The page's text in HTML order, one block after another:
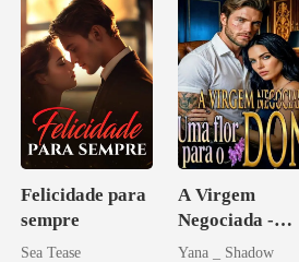
Felicidade para
sempre
Sea Tease
A Virgem
Negociada -
Uma flor para o
Yana _ Shadow